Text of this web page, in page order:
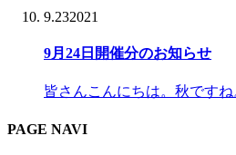
9.232021
9月24日開催分のお知らせ
皆さんこんにちは。秋ですね
PAGE NAVI